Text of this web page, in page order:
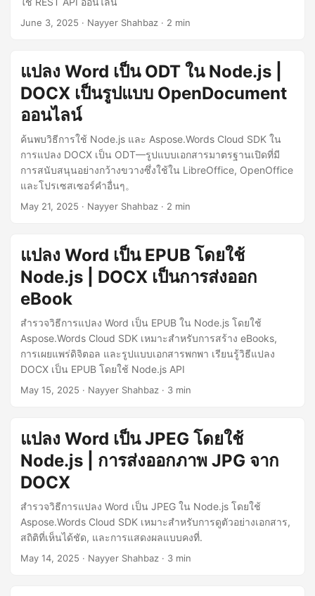
June 3, 2025 · Nayyer Shahbaz · 2 min
แปลง Word เป็น ODT ใน Node.js |
DOCX เป็นรูปแบบ OpenDocument
ออนไลน์
ค้นพบวิธีการใช้ Node.js และ Aspose.Words Cloud SDK ใน
การแปลง DOCX เป็น ODT—รูปแบบเอกสารมาตรฐานเปิดที่มี
การสนับสนุนอย่างกว้างขวางซึ่งใช้ใน LibreOffice, OpenOffice
และโปรเซสเซอร์คำอื่นๆ。
May 21, 2025 · Nayyer Shahbaz · 2 min
แปลง Word เป็น EPUB โดยใช้
Node.js | DOCX เป็นการส่งออก
eBook
สำรวจวิธีการแปลง Word เป็น EPUB ใน Node.js โดยใช้
Aspose.Words Cloud SDK เหมาะสำหรับการสร้าง eBooks,
การเผยแพร่ดิจิตอล และรูปแบบเอกสารพกพา เรียนรู้วิธีแปลง
DOCX เป็น EPUB โดยใช้ Node.js API
May 15, 2025 · Nayyer Shahbaz · 3 min
แปลง Word เป็น JPEG โดยใช้
Node.js | การส่งออกภาพ JPG จาก
DOCX
สำรวจวิธีการแปลง Word เป็น JPEG ใน Node.js โดยใช้
Aspose.Words Cloud SDK เหมาะสำหรับการดูตัวอย่างเอกสาร,
สถิติที่เห็นได้ชัด, และการแสดงผลแบบคงที่.
May 14, 2025 · Nayyer Shahbaz · 3 min